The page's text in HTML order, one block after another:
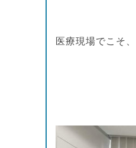
医療現場でこそ